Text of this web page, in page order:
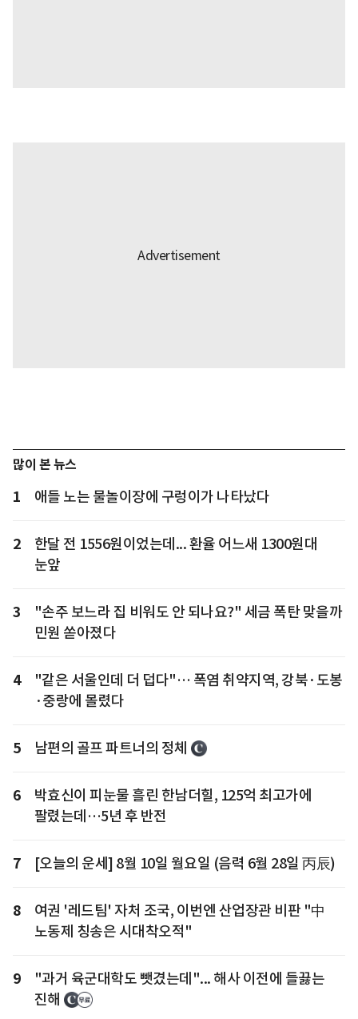
많이 본 뉴스
1 애들 노는 물놀이장에 구렁이가 나타났다
2
한달 전 1556원이었는데... 환율 어느새 1300원대
눈앞
3
"손주 보느라 집 비워도 안 되나요?" 세금 폭탄 맞을까
민원 쏟아졌다
4
"같은 서울인데 더 덥다"… 폭염 취약지역, 강북·도봉
·중랑에 몰렸다
5 남편의 골프 파트너의 정체
6
박효신이 피눈물 흘린 한남더힐, 125억 최고가에
팔렸는데…5년 후 반전
7 [오늘의 운세] 8월 10일 월요일 (음력 6월 28일 丙辰)
8
여권 '레드팀' 자처 조국, 이번엔 산업장관 비판 "中
노동제 칭송은 시대착오적"
9
"과거 육군대학도 뺏겼는데"... 해사 이전에 들끓는
진해